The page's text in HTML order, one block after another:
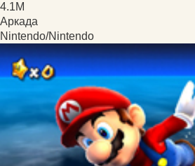
4.1M
Аркада
Nintendo/Nintendo